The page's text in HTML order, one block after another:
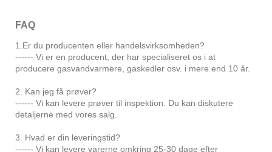
FAQ
1.Er du producenten eller handelsvirksomheden?
------ Vi er en producent, der har specialiseret os i at
producere gasvandvarmere, gaskedler osv. i mere end 10 år.
2. Kan jeg få prøver?
------ Vi kan levere prøver til inspektion. Du kan diskutere
detaljerne med vores salg.
3. Hvad er din leveringstid?
------ Vi kan levere varerne omkring 25-30 dage efter